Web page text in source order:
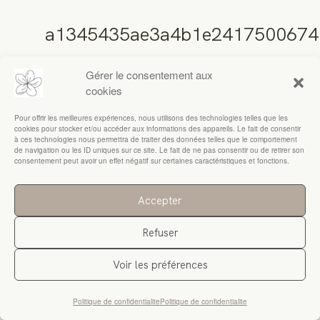
Gérer le consentement aux
cookies
Pour offrir les meilleures expériences, nous utilisons des technologies telles que les
cookies pour stocker et/ou accéder aux informations des appareils. Le fait de consentir
à ces technologies nous permettra de traiter des données telles que le comportement
de navigation ou les ID uniques sur ce site. Le fait de ne pas consentir ou de retirer son
consentement peut avoir un effet négatif sur certaines caractéristiques et fonctions.
Accepter
Refuser
Voir les préférences
Politique de confidentialitePolitique de confidentialite
RESSOURCES